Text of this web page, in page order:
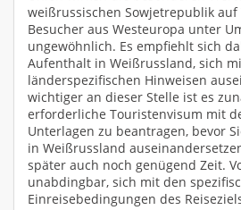
weißrussischen Sowjetrepublik
Besucher aus Westeuropa unter
ungewöhnlich. Es empfiehlt sich
Aufenthalt in Weißrussland, sich
länderspezifischen Hinweisen
wichtiger an dieser Stelle ist es
erforderliche Touristenvisum mit
Unterlagen zu beantragen, bevor
in Weißrussland
später auch noch genügend Zeit.
unabdingbar, sich mit den
Einreisebedingungen des